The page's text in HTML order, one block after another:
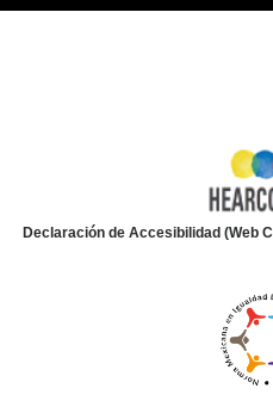
Declaración de Accesibilidad (Web